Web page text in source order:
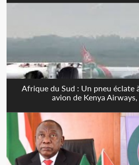
Afrique du Sud : Un pneu éclate
avion de Kenya